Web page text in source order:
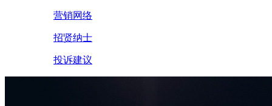
营销网络
招贤纳士
投诉建议